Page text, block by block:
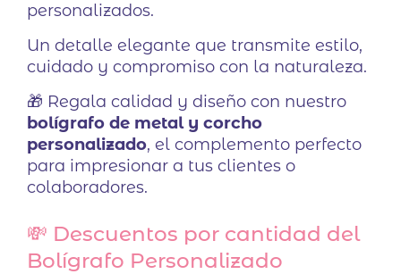
personalizados.
Un detalle elegante que transmite estilo,
cuidado y compromiso con la naturaleza.
🎁 Regala calidad y diseño con nuestro
bolígrafo de metal y corcho
personalizado, el complemento perfecto
para impresionar a tus clientes o
colaboradores.
💸 Descuentos por cantidad del
Bolígrafo Personalizado